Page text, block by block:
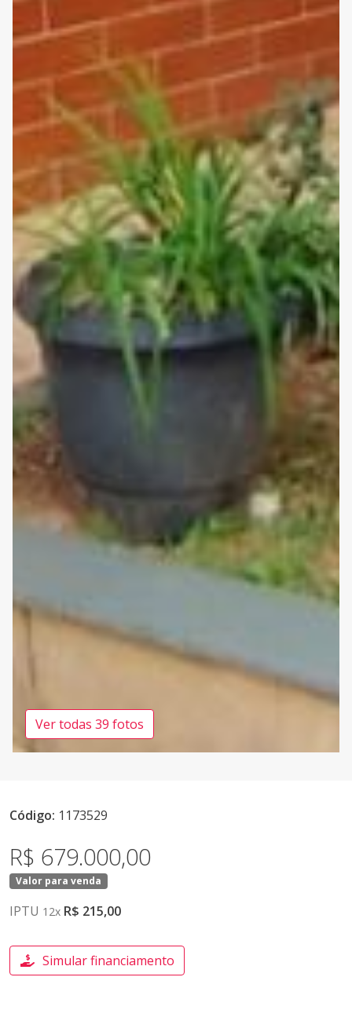
Ver todas 39 fotos
Código: 1173529
R$ 679.000,00
Valor para venda
IPTU 12x R$ 215,00
Simular financiamento